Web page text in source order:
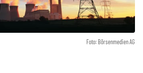
Foto: Börsenmedien AG